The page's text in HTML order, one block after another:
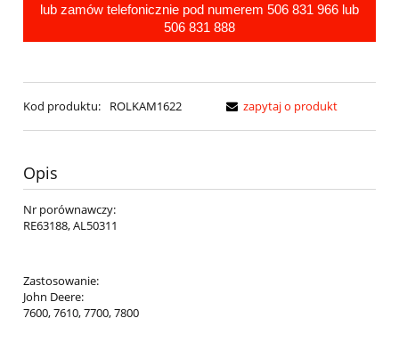
lub zamów telefonicznie pod numerem 506 831 966 lub
506 831 888
Kod produktu: ROLKAM1622 zapytaj o produkt
Opis
Nr porównawczy:
RE63188, AL50311
Zastosowanie:
John Deere:
7600, 7610, 7700, 7800